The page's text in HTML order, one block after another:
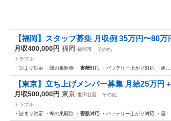
【福岡】スタッフ募集 月収例 35万円〜80
月収400,000円 福岡 福岡市
その他
トラブル
・詰まり対応 ・蜂の巣駆除 ・ 害獣対応 ・バッテリー上がり対応 ・屋…
【東京】立ち上げメンバー募集 月給25万円
月収500,000円 東京 世田谷区
その他
トラブル
・詰まり対応 ・蜂の巣駆除 ・ 害獣対応 ・バッテリー上がり対応 ・屋…